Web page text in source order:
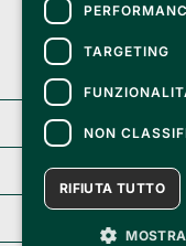
Clappit
Help center
TARGETING
NON
RIFIUTA TUTTO